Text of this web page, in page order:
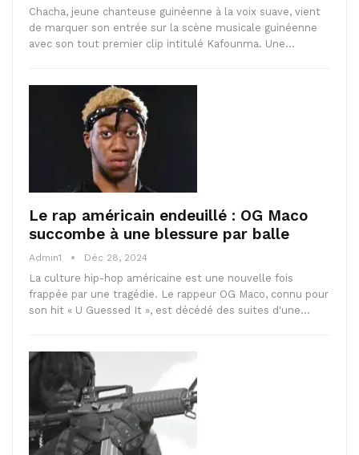
Chacha, jeune chanteuse guinéenne à la voix suave, vient
de marquer son entrée sur la scène musicale guinéenne
avec son tout premier clip intitulé Kafounma. Une…
Le rap américain endeuillé : OG Maco
succombe à une blessure par balle
Admin1 Déc 28, 2024
La culture hip-hop américaine est une nouvelle fois
frappée par une tragédie. Le rappeur OG Maco, connu pour
son hit « U Guessed It », est décédé des suites d'une…